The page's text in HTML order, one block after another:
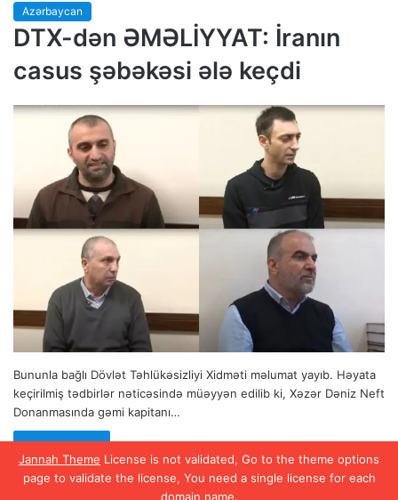
Jannah Theme License is not validated, Go to the theme options
page to validate the license, You need a single license for each
domain name.
Azərbaycan
DTX-dən ƏMƏLİYYAT: İranın
casus şəbəkəsi ələ keçdi
Bununla bağlı Dövlət Təhlükəsizliyi Xidməti məlumat yayıb. Həyata
keçirilmiş tədbirlər nəticəsində müəyyən edilib ki, Xəzər Dəniz Neft
Donanmasında gəmi kapitanı…
Read More »